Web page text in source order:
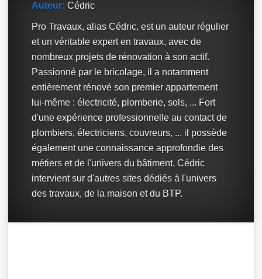
Auteur: Cédric
Pro Travaux, alias Cédric, est un auteur régulier
et un véritable expert en travaux, avec de
nombreux projets de rénovation à son actif.
Passionné par le bricolage, il a notamment
entièrement rénové son premier appartement
lui-même : électricité, plomberie, sols, ... Fort
d'une expérience professionnelle au contact de
plombiers, électriciens, couvreurs, ... il possède
également une connaissance approfondie des
métiers et de l'univers du bâtiment. Cédric
intervient sur d'autres sites dédiés à l'univers
des travaux, de la maison et du BTP.